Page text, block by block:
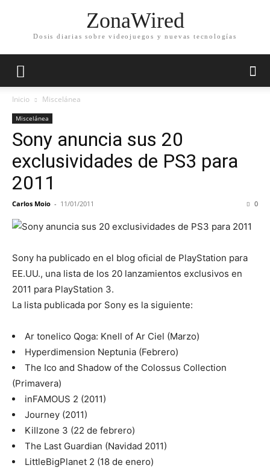
ZonaWired
Dosis diarias sobre videojuegos y nuevas tecnologías
Inicio Miscelánea
Miscelánea
Sony anuncia sus 20
exclusividades de PS3 para
2011
Carlos Moio - 11/01/2011 0
Sony ha publicado en el blog oficial de PlayStation para
EE.UU., una lista de los 20 lanzamientos exclusivos en
2011 para PlayStation 3.
La lista publicada por Sony es la siguiente:
Ar tonelico Qoga: Knell of Ar Ciel (Marzo)
Hyperdimension Neptunia (Febrero)
The Ico and Shadow of the Colossus Collection
(Primavera)
inFAMOUS 2 (2011)
Journey (2011)
Killzone 3 (22 de febrero)
The Last Guardian (Navidad 2011)
LittleBigPlanet 2 (18 de enero)